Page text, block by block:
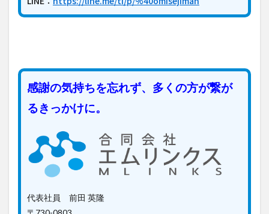
感謝の気持ちを忘れず、多くの方が繋が
るきっかけに。
代表社員 前田 英隆